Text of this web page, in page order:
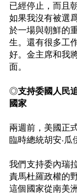
已經停止，而且
如果我沒有被選
於一場與朝鮮的
生。還有很多工
好。金主席和我
面。
◎支持委國人民
國家
兩週前，美國正
臨時總統胡安‧瓜
我們支持委內瑞
責馬杜羅政權的
這個國家從南美